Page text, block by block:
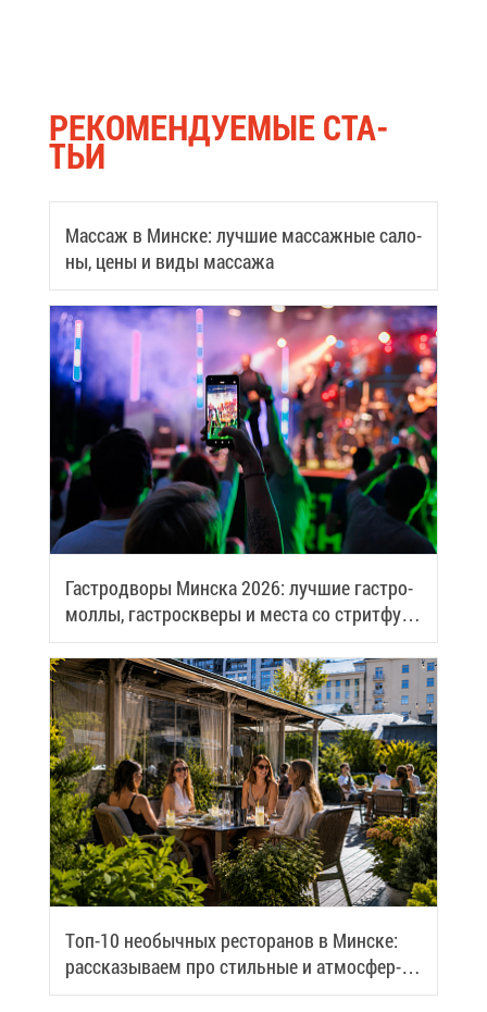
РЕ­КО­МЕН­ДУ­Е­МЫЕ СТА­
ТЬИ
Мас­саж в Мин­ске: луч­шие мас­саж­ные са­ло­
ны, це­ны и ви­ды мас­са­жа
Га­стро­дво­ры Мин­ска 2026: луч­шие га­стро­
мол­лы, га­стро­скве­ры и ме­ста со стрит­фу­
дом
Топ-10 необыч­ных ре­сто­ра­нов в Мин­ске:
рас­ска­зы­ва­ем про стиль­ные и ат­мо­сфер­
ные ме­ста го­ро­да